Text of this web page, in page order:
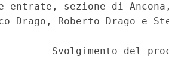
entrate, sezione di
Drago, Roberto Drago e
Svolgimento del